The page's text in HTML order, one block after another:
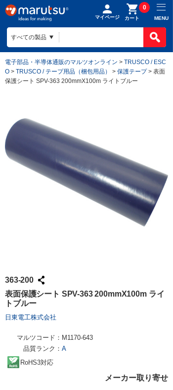
マイページ カート
0
MENU
電子部品・半導体通販のマルツオンライン > TRUSCO / ESC
O > TRUSCO / テープ用品（梱包用品） > 保護テープ> 表面
保護シート SPV-363 200mmX100m ライトブルー
363-200
表面保護シート SPV-363 200mmX100m ライ
トブルー
日東電工株式会社
マルツコード： M1170-643
品質ランク： A
RoHS3対応
メーカー取り寄せ